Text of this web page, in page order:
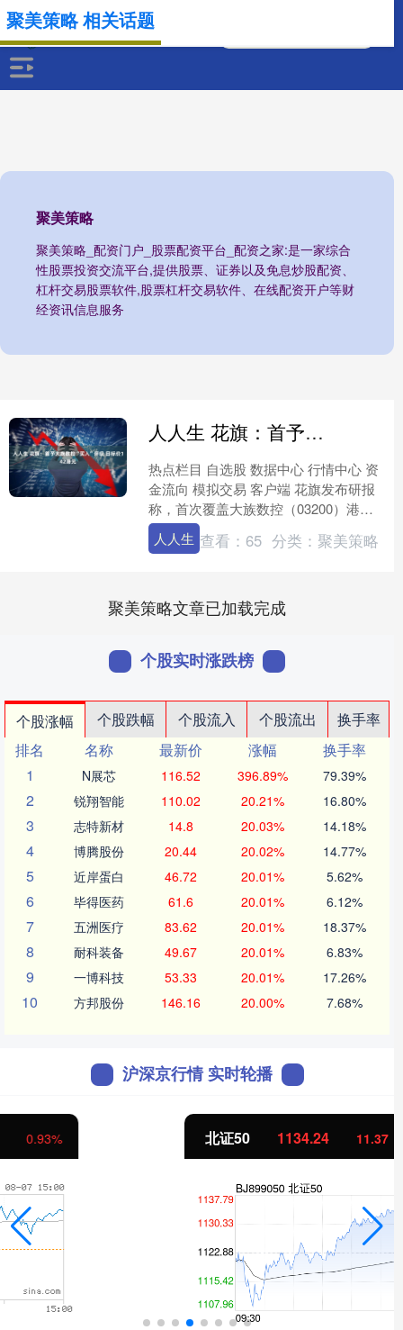
聚美策略
聚美策略_配资门户_股票配资平台_配资之家:是一家综合
性股票投资交流平台,提供股票、证券以及免息炒股配资、
杠杆交易股票软件,股票杠杆交易软件、在线配资开户等财
经资讯信息服务
聚美策略 相关话题
人人生 花旗：首予大族数控“买入”评级 目标价142港元
热点栏目 自选股 数据中心 行情中心 资
金流向 模拟交易 客户端 花旗发布研报
称，首次覆盖大族数控（03200）港
股，看好公司作为中国领先的PCB钻孔
设备制造商....
人人生 查看： 65 分类： 聚美策略
聚美策略文章已加载完成
个股实时涨跌榜
个股涨幅 个股跌幅 个股流入 个股流出
换手率
排名
名称 最新价 涨幅
换手率
1
N展芯 116.52 396.89% 79.39%
2 锐翔智能 110.02 20.21% 16.80%
3 志特新材 14.8 20.03% 14.18%
4 博腾股份 20.44 20.02% 14.77%
5 近岸蛋白 46.72 20.01% 5.62%
6 毕得医药 61.6 20.01% 6.12%
7 五洲医疗 83.62 20.01% 18.37%
8 耐科装备 49.67 20.01% 6.83%
9 一博科技 53.33 20.01% 17.26%
10 方邦股份 146.16 20.00% 7.68%
沪深京行情 实时轮播
11.37 1.01%